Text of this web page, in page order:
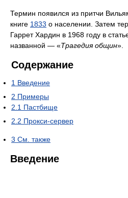
Термин появился из притчи
книге 1833 о населении. Затем
Гаррет Хардин в 1968 году в
названной — «Трагедия общин».
Содержание
1 Введение
2 Примеры
2.1 Пастбище
2.2 Прокси-сервер
3 См. также
Введение